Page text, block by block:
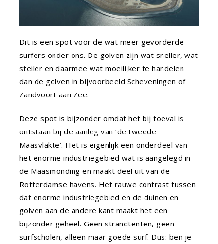
Dit is een spot voor de wat meer gevorderde
surfers onder ons. De golven zijn wat sneller, wat
steiler en daarmee wat moeilijker te handelen
dan de golven in bijvoorbeeld Scheveningen of
Zandvoort aan Zee.
Deze spot is bijzonder omdat het bij toeval is
ontstaan bij de aanleg van ‘de tweede
Maasvlakte’. Het is eigenlijk een onderdeel van
het enorme industriegebied wat is aangelegd in
de Maasmonding en maakt deel uit van de
Rotterdamse havens. Het rauwe contrast tussen
dat enorme industriegebied en de duinen en
golven aan de andere kant maakt het een
bijzonder geheel. Geen strandtenten, geen
surfscholen, alleen maar goede surf. Dus: ben je